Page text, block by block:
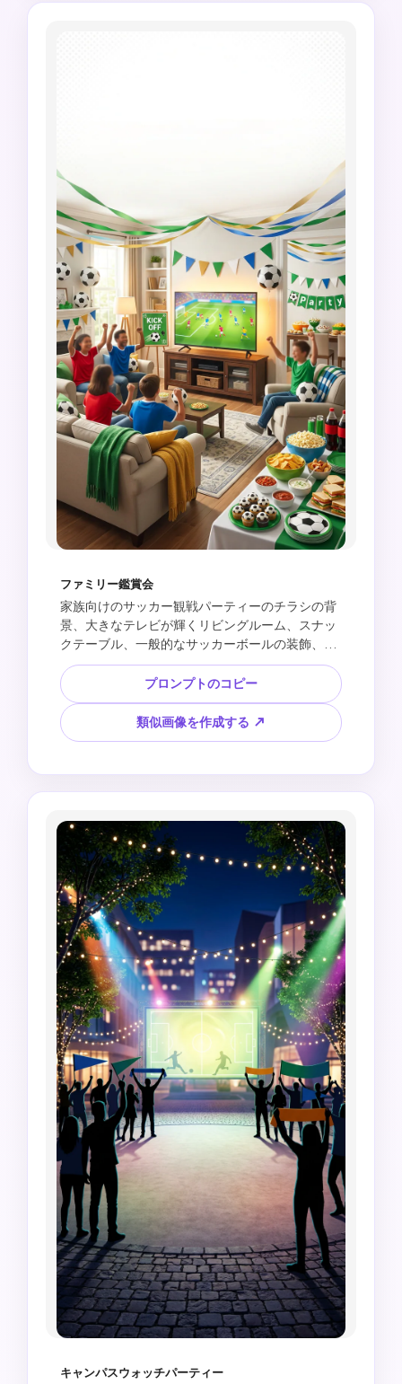
ファミリー鑑賞会
家族向けのサッカー観戦パーティーのチラシの背
景、大きなテレビが輝くリビングルーム、スナッ
クテーブル、一般的なサッカーボールの装飾、お
祝いのストリーマー、明るい歓迎ムード、空白の
見出しエリアを備えたシンプルなポスターレイア
ウト、読みやすいテキストなし、公式トーナメン
トロゴなし、チームバッジなし、選手の顔なし、
ブランドのキットデザインなし。
プロンプトのコピー
類似画像を作成する ↗
キャンパスウォッチパーティー